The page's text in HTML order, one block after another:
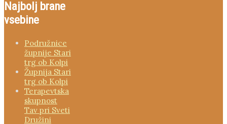
Najbolj brane
vsebine
Podružnice
župnije Stari
trg ob Kolpi
Župnija Stari
trg ob Kolpi
Terapevtska
skupnost
Tav pri Sveti
Družini